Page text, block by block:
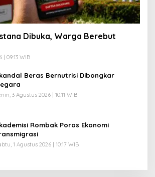
Dibuka, Warga Berebut
09:13 WIB
Beras Bernutrisi Dibongkar
3 Agustus 2026 | 10:11 WIB
Rombak Poros Ekonomi
1 Agustus 2026 | 10:17 WIB